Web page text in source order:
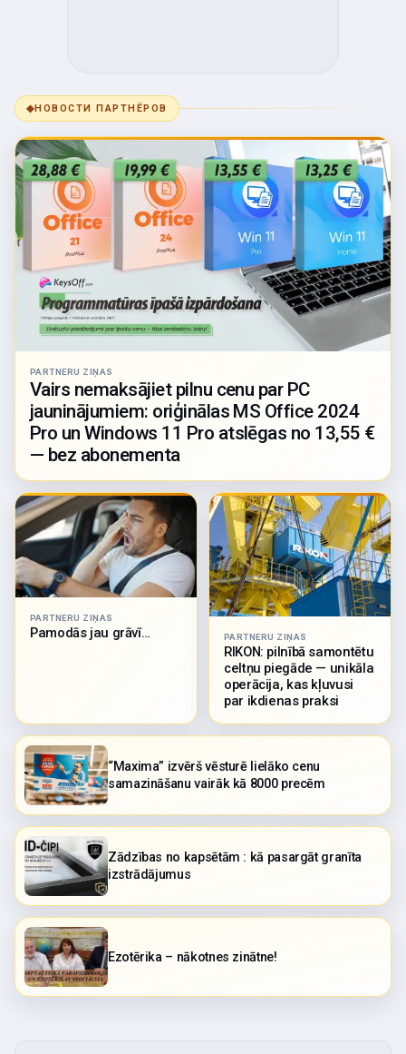
◆НОВОСТИ ПАРТНЁРОВ
PARTNERU ZIŅAS
Vairs nemaksājiet pilnu cenu par PC
jauninājumiem: oriģinālas MS Office 2024
Pro un Windows 11 Pro atslēgas no 13,55 €
— bez abonementa
PARTNERU ZIŅAS
Pamodās jau grāvī… PARTNERU ZIŅAS
RIKON: pilnībā samontētu
celtņu piegāde — unikāla
operācija, kas kļuvusi
par ikdienas praksi
“Maxima” izvērš vēsturē lielāko cenu
samazināšanu vairāk kā 8000 precēm
Zādzības no kapsētām : kā pasargāt granīta
izstrādājumus
Ezotērika – nākotnes zinātne!